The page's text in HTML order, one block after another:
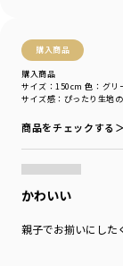
購入商品
購入商品
サイズ感 ：ぴったり 生地
サイズ：150cm 色：グリ
商品をチェックする＞
かわいい
親子でお揃いにした